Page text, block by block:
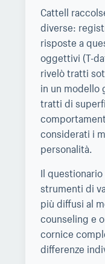
Cattell
diverse:
risposte a
oggettivi (T-
rivelò tratti
in un modello
tratti di
considerati i
personalità.
Il
strumenti di
più diffusi al
counseling e
cornice
differenze